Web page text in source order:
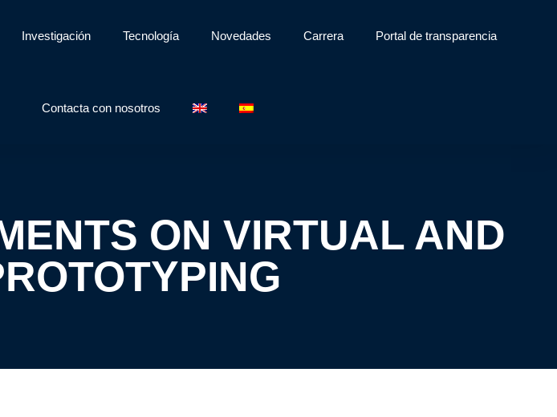
Investigación Tecnología Novedades Carrera Portal de transparencia
Contacta con nosotros
ON VIRTUAL AND